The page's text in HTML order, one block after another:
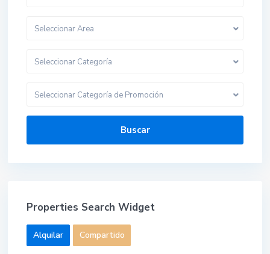
Seleccionar Area
Seleccionar Categoría
Seleccionar Categoría de Promoción
Buscar
Properties Search Widget
Alquilar Compartido